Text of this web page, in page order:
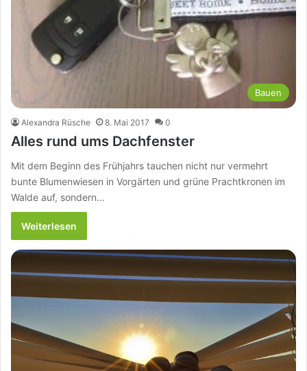
Bauen
Alexandra Rüsche 8. Mai 2017 0
Alles rund ums Dachfenster
Mit dem Beginn des Frühjahrs tauchen nicht nur vermehrt
bunte Blumenwiesen in Vorgärten und grüne Prachtkronen im
Walde auf, sondern…
Weiterlesen